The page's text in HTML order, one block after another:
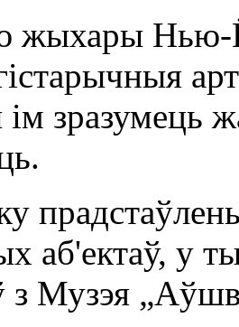
Нью-
ім зразумець
аб'ектаў, у
з Музэя